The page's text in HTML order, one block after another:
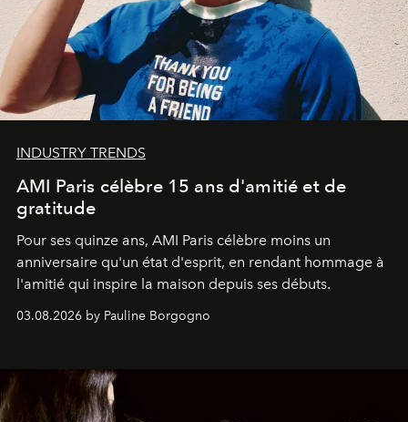
INDUSTRY TRENDS
AMI Paris célèbre 15 ans d'amitié et de
gratitude
Pour ses quinze ans, AMI Paris célèbre moins un
anniversaire qu'un état d'esprit, en rendant hommage à
l'amitié qui inspire la maison depuis ses débuts.
03.08.2026 by Pauline Borgogno